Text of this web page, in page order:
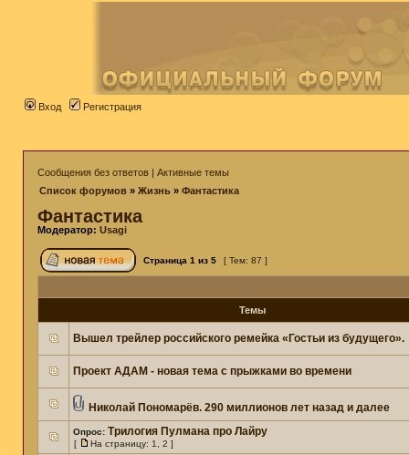
Вход Регистрация
Сообщения без ответов | Активные темы
Список форумов » Жизнь » Фантастика
Фантастика
Модератор: Usagi
Страница 1 из 5 [ Тем: 87 ]
Темы
Вышел трейлер российского ремейка «Гостьи из будущего».
Проект АДАМ - новая тема с прыжками во времени
Николай Пономарёв. 290 миллионов лет назад и далее
Опрос: Трилогия Пулмана про Лайру
[ На страницу: 1 2 ]